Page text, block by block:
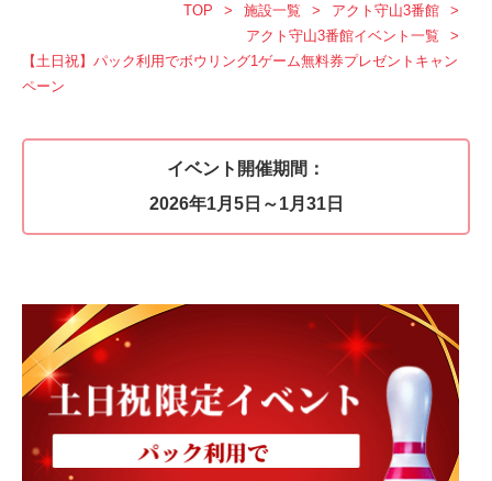
TOP 施設一覧
アクト守山3番館
アクト守山3番館イベント一覧
【土日祝】パック利用でボウリング1ゲーム無料券プレゼントキャン
ペーン
イベント開催期間：
2026年1月5日～1月31日